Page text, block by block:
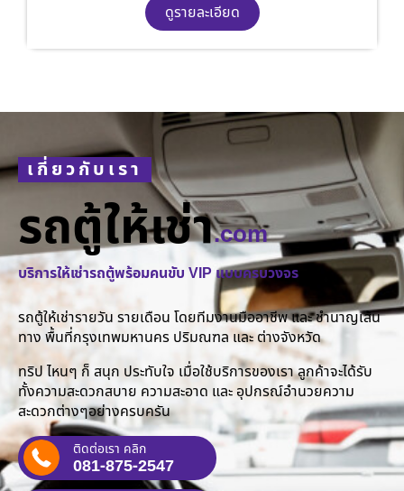
ดูรายละเอียด
เกี่ยวกับเรา
รถตู้ให้เช่า.com
บริการให้เช่ารถตู้พร้อมคนขับ VIP แบบครบวงจร
รถตู้ให้เช่ารายวัน รายเดือน โดยทีมงานมืออาชีพ และ ชำนาญเส้น
ทาง พื้นที่กรุงเทพมหานคร ปริมณฑล และ ต่างจังหวัด
ทริป ไหนๆ ก็ สนุก ประทับใจ เมื่อใช้บริการของเรา ลูกค้าจะได้รับ
ทั้งความสะดวกสบาย ความสะอาด และ อุปกรณ์อำนวยความ
สะดวกต่างๆอย่างครบครัน
ติดต่อเรา คลิก
081-875-2547